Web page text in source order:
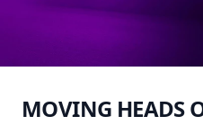
MOVING HEADS